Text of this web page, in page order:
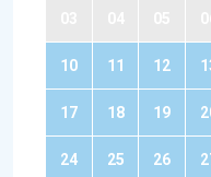
10 11 12
17 18 19
24 25 26